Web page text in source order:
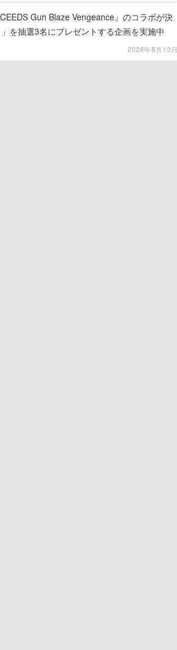
Gun Blaze Vengeance』のコラボが決
を抽選3名にプレゼントする企画を実施中
2026年8月10日